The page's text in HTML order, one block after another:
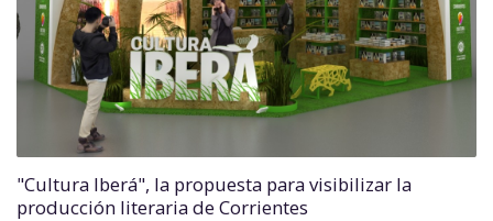
"Cultura Iberá", la propuesta para visibilizar la
producción literaria de Corrientes